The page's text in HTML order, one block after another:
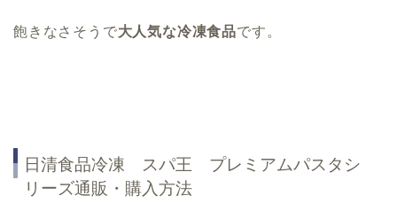
飽きなさそうで大人気な冷凍食品です。
日清食品冷凍 スパ王 プレミアムパスタシ
リーズ通販・購入方法